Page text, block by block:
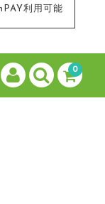
利用可能
0